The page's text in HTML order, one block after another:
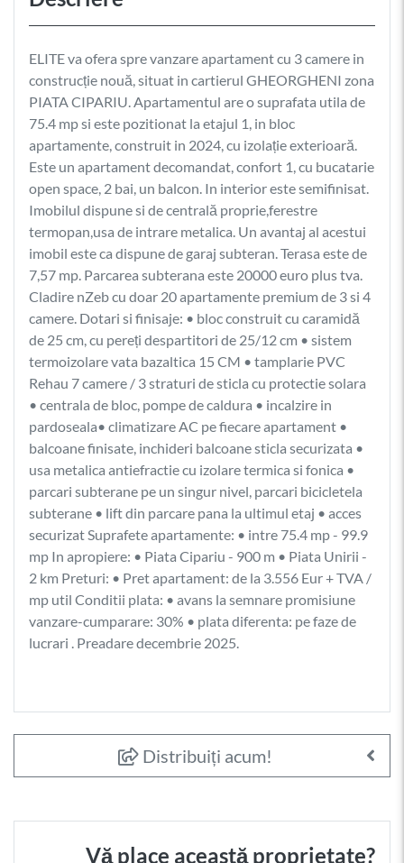
ELITE va ofera spre vanzare apartament cu 3 camere in
construcție nouă, situat in cartierul GHEORGHENI zona
PIATA CIPARIU. Apartamentul are o suprafata utila de
75.4 mp si este pozitionat la etajul 1, in bloc
apartamente, construit in 2024, cu izolație exterioară.
Este un apartament decomandat, confort 1, cu bucatarie
open space, 2 bai, un balcon. In interior este semifinisat.
Imobilul dispune si de centrală proprie,ferestre
termopan,usa de intrare metalica. Un avantaj al acestui
imobil este ca dispune de garaj subteran. Terasa este de
7,57 mp. Parcarea subterana este 20000 euro plus tva.
Cladire nZeb cu doar 20 apartamente premium de 3 si 4
camere. Dotari si finisaje: • bloc construit cu caramidă
de 25 cm, cu pereți despartitori de 25/12 cm • sistem
termoizolare vata bazaltica 15 CM • tamplarie PVC
Rehau 7 camere / 3 straturi de sticla cu protectie solara
• centrala de bloc, pompe de caldura • incalzire in
pardoseala• climatizare AC pe fiecare apartament •
balcoane finisate, inchideri balcoane sticla securizata •
usa metalica antiefractie cu izolare termica si fonica •
parcari subterane pe un singur nivel, parcari bicicletela
subterane • lift din parcare pana la ultimul etaj • acces
securizat Suprafete apartamente: • intre 75.4 mp - 99.9
mp In apropiere: • Piata Cipariu - 900 m • Piata Unirii -
2 km Preturi: • Pret apartament: de la 3.556 Eur + TVA /
mp util Conditii plata: • avans la semnare promisiune
vanzare-cumparare: 30% • plata diferenta: pe faze de
lucrari . Preadare decembrie 2025.
Distribuiți acum!
Vă place această proprietate?